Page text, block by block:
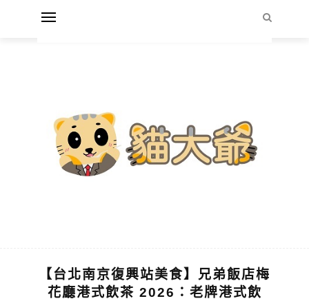
【台北南京復興站美食】兄弟飯店梅
花廳港式飲茶 2026：老牌港式飲